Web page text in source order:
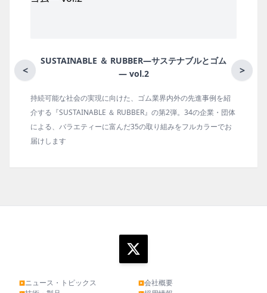
< >
SUSTAINABLE ＆ RUBBER―サステナブルとゴム
― vol.2
持続可能な社会の実現に向けた、ゴム業界内外の先進事例を紹
介する『SUSTAINABLE ＆ RUBBER』の第2弾。34の企業・団体
による、バラエティーに富んだ35の取り組みをフルカラーでお
届けします
▶ニュース・トピックス ▶会社概要